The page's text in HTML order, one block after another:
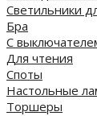
Светильники
Бра
С
Для чтения
Споты
Настольные
Торшеры